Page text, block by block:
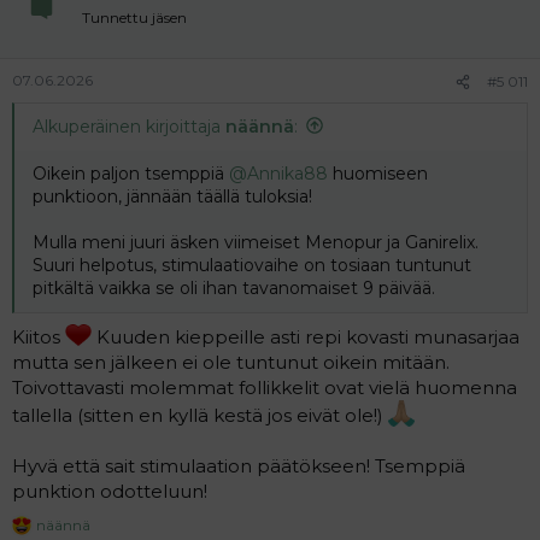
Tunnettu jäsen
07.06.2026 #5 011
Alkuperäinen kirjoittaja näännä:
Oikein paljon tsemppiä @Annika88 huomiseen
punktioon, jännään täällä tuloksia!
Mulla meni juuri äsken viimeiset Menopur ja Ganirelix.
Suuri helpotus, stimulaatiovaihe on tosiaan tuntunut
pitkältä vaikka se oli ihan tavanomaiset 9 päivää.
Kiitos
Kuuden kieppeille asti repi kovasti munasarjaa
mutta sen jälkeen ei ole tuntunut oikein mitään.
Toivottavasti molemmat follikkelit ovat vielä huomenna
tallella (sitten en kyllä kestä jos eivät ole!)
Hyvä että sait stimulaation päätökseen! Tsemppiä
punktion odotteluun!
R
näännä